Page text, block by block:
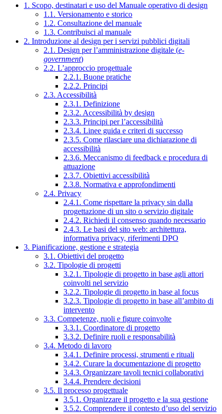
1. Scopo, destinatari e uso del Manuale operativo di design
1.1. Versionamento e storico
1.2. Consultazione del manuale
1.3. Contribuisci al manuale
2. Introduzione al design per i servizi pubblici digitali
2.1. Design per l’amministrazione digitale (e-
government)
2.2. L’approccio progettuale
2.2.1. Buone pratiche
2.2.2. Principi
2.3. Accessibilità
2.3.1. Definizione
2.3.2. Accessibilità by design
2.3.3. Principi per l’accessibilità
2.3.4. Linee guida e criteri di successo
2.3.5. Come rilasciare una dichiarazione di
accessibilità
2.3.6. Meccanismo di feedback e procedura di
attuazione
2.3.7. Obiettivi accessibilità
2.3.8. Normativa e approfondimenti
2.4. Privacy
2.4.1. Come rispettare la privacy sin dalla
progettazione di un sito o servizio digitale
2.4.2. Richiedi il consenso quando necessario
2.4.3. Le basi del sito web: architettura,
informativa privacy, riferimenti DPO
3. Pianificazione, gestione e strategia
3.1. Obiettivi del progetto
3.2. Tipologie di progetti
3.2.1. Tipologie di progetto in base agli attori
coinvolti nel servizio
3.2.2. Tipologie di progetto in base al focus
3.2.3. Tipologie di progetto in base all’ambito di
intervento
3.3. Competenze, ruoli e figure coinvolte
3.3.1. Coordinatore di progetto
3.3.2. Definire ruoli e responsabilità
3.4. Metodo di lavoro
3.4.1. Definire processi, strumenti e rituali
3.4.2. Curare la documentazione di progetto
3.4.3. Organizzare tavoli tecnici collaborativi
3.4.4. Prendere decisioni
3.5. Il processo progettuale
3.5.1. Organizzare il progetto e la sua gestione
3.5.2. Comprendere il contesto d’uso del servizio